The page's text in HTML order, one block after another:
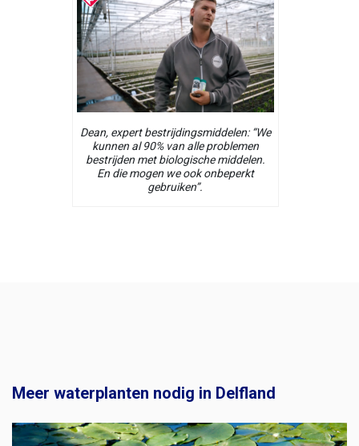
Dean, expert bestrijdingsmiddelen: “We
kunnen al 90% van alle problemen
bestrijden met biologische middelen.
En die mogen we ook onbeperkt
gebruiken”.
Meer waterplanten nodig in Delfland